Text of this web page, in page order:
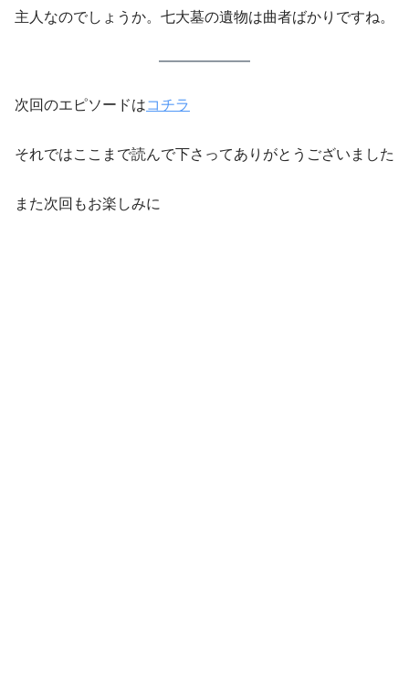
主人なのでしょうか。七大墓の遺物は曲者ばかりですね。
次回のエピソードはコチラ
それではここまで読んで下さってありがとうございました
また次回もお楽しみに